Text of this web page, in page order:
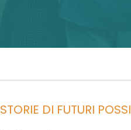
STORIE DI FUTURI